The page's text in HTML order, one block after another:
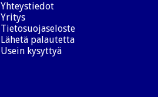
Yhteystiedot
Yritys
Tietosuojaseloste
Lähetä palautetta
Usein kysyttyä